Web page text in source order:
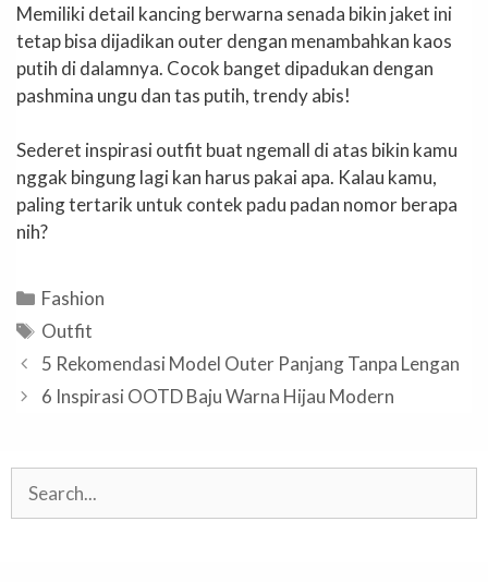
Memiliki detail kancing berwarna senada bikin jaket ini
tetap bisa dijadikan outer dengan menambahkan kaos
putih di dalamnya. Cocok banget dipadukan dengan
pashmina ungu dan tas putih, trendy abis!
Sederet inspirasi outfit buat ngemall di atas bikin kamu
nggak bingung lagi kan harus pakai apa. Kalau kamu,
paling tertarik untuk contek padu padan nomor berapa
nih?
Categories
Fashion
Tags
Outfit
5 Rekomendasi Model Outer Panjang Tanpa Lengan
6 Inspirasi OOTD Baju Warna Hijau Modern